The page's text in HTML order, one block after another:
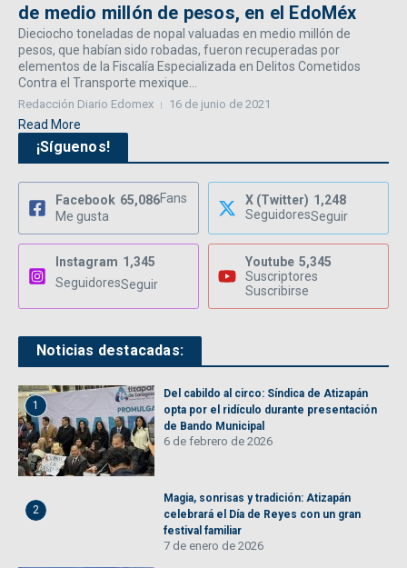
de medio millón de pesos, en el EdoMéx
Dieciocho toneladas de nopal valuadas en medio millón de
pesos, que habían sido robadas, fueron recuperadas por
elementos de la Fiscalía Especializada en Delitos Cometidos
Contra el Transporte mexique...
Redacción Diario Edomex 16 de junio de 2021
Read More
¡Síguenos!
Facebook 65,086Fans
Me gusta
X (Twitter) 1,248
SeguidoresSeguir
Instagram 1,345
SeguidoresSeguir
Youtube 5,345
Suscriptores
Suscribirse
Noticias destacadas:
1
Del cabildo al circo: Síndica de Atizapán
opta por el ridículo durante presentación
de Bando Municipal
6 de febrero de 2026
2
Magia, sonrisas y tradición: Atizapán
celebrará el Día de Reyes con un gran
festival familiar
7 de enero de 2026